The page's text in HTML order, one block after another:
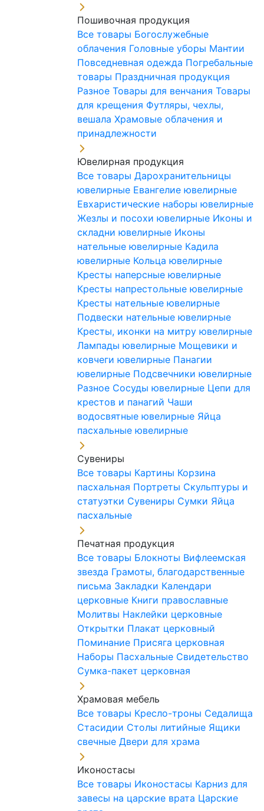
Пошивочная продукция
Все товары Богослужебные
облачения Головные уборы Мантии
Повседневная одежда Погребальные
товары Праздничная продукция
Разное Товары для венчания Товары
для крещения Футляры, чехлы,
вешала Храмовые облачения и
принадлежности
Ювелирная продукция
Все товары Дарохранительницы
ювелирные Евангелие ювелирные
Евхаристические наборы ювелирные
Жезлы и посохи ювелирные Иконы и
складни ювелирные Иконы
нательные ювелирные Кадила
ювелирные Кольца ювелирные
Кресты наперсные ювелирные
Кресты напрестольные ювелирные
Кресты нательные ювелирные
Подвески нательные ювелирные
Кресты, иконки на митру ювелирные
Лампады ювелирные Мощевики и
ковчеги ювелирные Панагии
ювелирные Подсвечники ювелирные
Разное Сосуды ювелирные Цепи для
крестов и панагий Чаши
водосвятные ювелирные Яйца
пасхальные ювелирные
Сувениры
Все товары Картины Корзина
пасхальная Портреты Скульптуры и
статуэтки Сувениры Сумки Яйца
пасхальные
Печатная продукция
Все товары Блокноты Вифлеемская
звезда Грамоты, благодарственные
письма Закладки Календари
церковные Книги православные
Молитвы Наклейки церковные
Открытки Плакат церковный
Поминание Присяга церковная
Наборы Пасхальные Свидетельство
Сумка-пакет церковная
Храмовая мебель
Все товары Кресло-троны Седалища
Стасидии Столы литийные Ящики
свечные Двери для храма
Иконостасы
Все товары Иконостасы Карниз для
завесы на царские врата Царские